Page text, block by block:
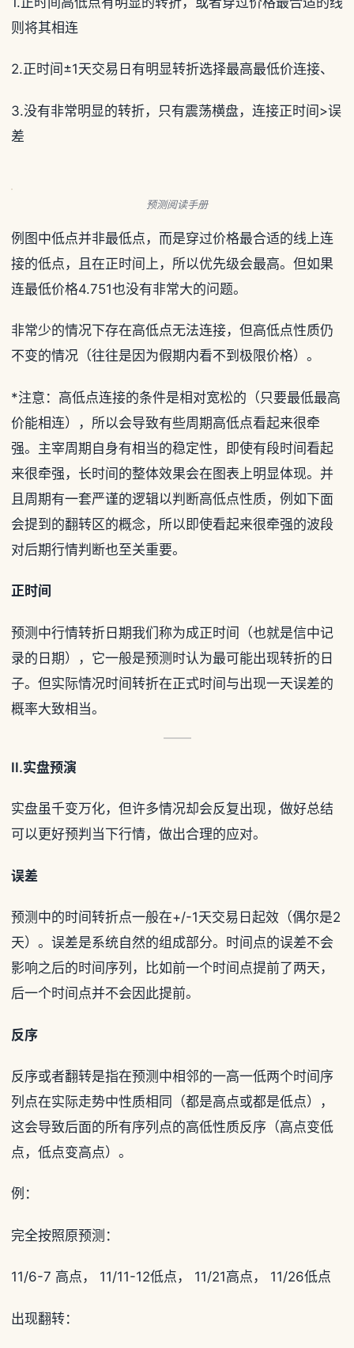
则将其相连
2.正时间±1天交易日有明显转折选择最高最低价连接、
3.没有非常明显的转折，只有震荡横盘，连接正时间>误
差
预测阅读手册
例图中低点并非最低点，而是穿过价格最合适的线上连
接的低点，且在正时间上，所以优先级会最高。但如果
连最低价格4.751也没有非常大的问题。
非常少的情况下存在高低点无法连接，但高低点性质仍
不变的情况（往往是因为假期内看不到极限价格）。
*注意：高低点连接的条件是相对宽松的（只要最低最高
价能相连），所以会导致有些周期高低点看起来很牵
强。主宰周期自身有相当的稳定性，即使有段时间看起
来很牵强，长时间的整体效果会在图表上明显体现。并
且周期有一套严谨的逻辑以判断高低点性质，例如下面
会提到的翻转区的概念，所以即使看起来很牵强的波段
对后期行情判断也至关重要。
正时间
预测中行情转折日期我们称为成正时间（也就是信中记
录的日期），它一般是预测时认为最可能出现转折的日
子。但实际情况时间转折在正式时间与出现一天误差的
概率大致相当。
II.实盘预演
实盘虽千变万化，但许多情况却会反复出现，做好总结
可以更好预判当下行情，做出合理的应对。
误差
预测中的时间转折点一般在+/-1天交易日起效（偶尔是2
天）。误差是系统自然的组成部分。时间点的误差不会
影响之后的时间序列，比如前一个时间点提前了两天，
后一个时间点并不会因此提前。
反序
反序或者翻转是指在预测中相邻的一高一低两个时间序
列点在实际走势中性质相同（都是高点或都是低点），
这会导致后面的所有序列点的高低性质反序（高点变低
点，低点变高点）。
例：
完全按照原预测：
11/6-7 高点， 11/11-12低点， 11/21高点， 11/26低点
出现翻转：